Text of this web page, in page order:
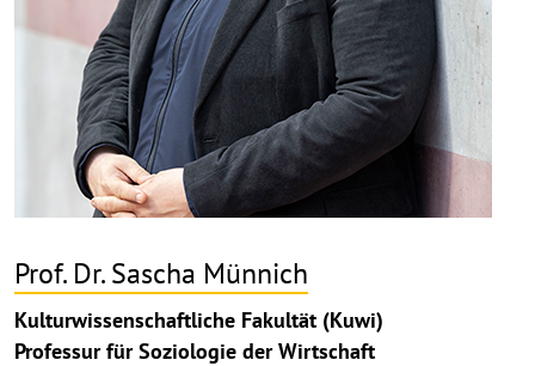
Prof. Dr. Sascha Münnich
Kulturwissenschaftliche Fakultät (Kuwi)
Professur für Soziologie der Wirtschaft